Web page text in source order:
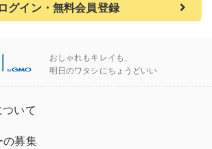
ログイン・無料会員登録
おしゃれもキレイも、
明日のワタシにちょうどいい
いて
の募集